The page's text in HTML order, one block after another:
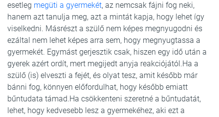
esetleg megüti a gyermekét, az nemcsak fájni fog neki,
hanem azt tanulja meg, azt a mintát kapja, hogy lehet így
viselkedni. Másrészt a szülő nem képes megnyugodni és
ezáltal nem lehet képes arra sem, hogy megnyugtassa a
gyermekét. Egymást gerjesztik csak, hiszen egy idő után a
gyerek azért ordít, mert megijedt anyja reakciójától.Ha a
szülő (is) elveszti a fejét, és olyat tesz, amit később már
bánni fog, könnyen előfordulhat, hogy később emiatt
bűntudata támad.Ha csökkenteni szeretné a bűntudatát,
lehet, hogy kedvesebb lesz a gyermekéhez, aki ezt a